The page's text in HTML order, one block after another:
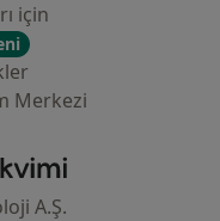
için
Merkezi
- Ana Sayfa
A.Ş.